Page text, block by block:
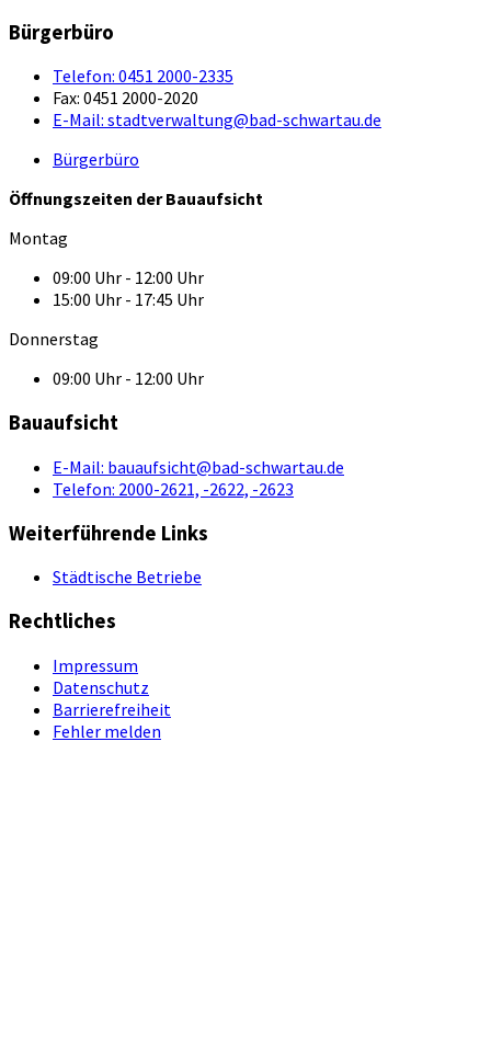
Bürgerbüro
Telefon: 0451 2000-2335
Fax: 0451 2000-2020
E-Mail: stadtverwaltung@bad-schwartau.de
Bürgerbüro
Öffnungszeiten der Bauaufsicht
Montag
09:00 Uhr - 12:00 Uhr
15:00 Uhr - 17:45 Uhr
Donnerstag
09:00 Uhr - 12:00 Uhr
Bauaufsicht
E-Mail: bauaufsicht@bad-schwartau.de
Telefon: 2000-2621, -2622, -2623
Weiterführende Links
Städtische Betriebe
Rechtliches
Impressum
Datenschutz
Barrierefreiheit
Fehler melden